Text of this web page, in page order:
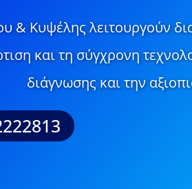
& Κυψέλης λειτουργούν
και τη σύγχρονη
διάγνωσης και την